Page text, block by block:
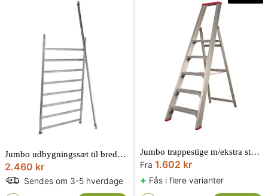
Jumbo udbygningssæt til bredt rullestillads med 2 meter 135 x 250 x 200 cm B-1
2.460 kr
Sendes om 3-5 hverdage
Jumbo trappestige m/ekstra stor platform
Fra 1.602 kr
+ Fås i flere varianter